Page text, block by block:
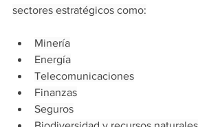
sectores estratégicos como:
Minería
Energía
Telecomunicaciones
Finanzas
Seguros